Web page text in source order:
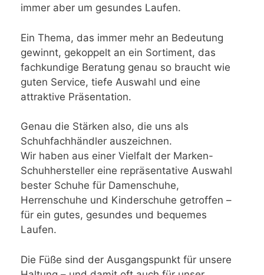
immer aber um gesundes Laufen.
Ein Thema, das immer mehr an Bedeutung
gewinnt, gekoppelt an ein Sortiment, das
fachkundige Beratung genau so braucht wie
guten Service, tiefe Auswahl und eine
attraktive Präsentation.
Genau die Stärken also, die uns als
Schuhfachhändler auszeichnen.
Wir haben aus einer Vielfalt der Marken-
Schuhhersteller eine repräsentative Auswahl
bester Schuhe für Damenschuhe,
Herrenschuhe und Kinderschuhe getroffen –
für ein gutes, gesundes und bequemes
Laufen.
Die Füße sind der Ausgangspunkt für unsere